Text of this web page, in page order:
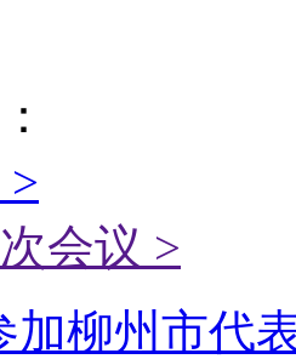
>
会议 >
加柳州市代